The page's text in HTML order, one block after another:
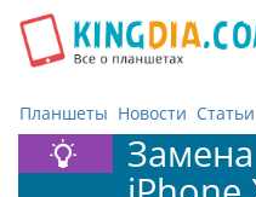
Планшеты Новости Статьи